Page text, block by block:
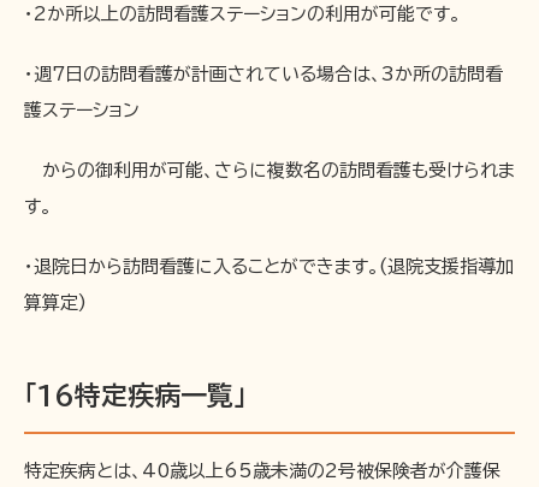
・2か所以上の訪問看護ステーションの利用が可能です。
・週7日の訪問看護が計画されている場合は、3か所の訪問看
護ステーション
からの御利用が可能、さらに複数名の訪問看護も受けられま
す。
・退院日から訪問看護に入ることができます。(退院支援指導加
算算定)
「16特定疾病一覧」
特定疾病とは、40歳以上65歳未満の2号被保険者が介護保